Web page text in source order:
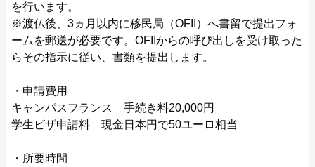
を行います。
※渡仏後、3ヵ月以内に移民局（OFII）へ書留で提出フォ
ームを郵送が必要です。OFIIからの呼び出しを受け取った
らその指示に従い、書類を提出します。
・申請費用
キャンパスフランス 手続き料20,000円
学生ビザ申請料 現金日本円で50ユーロ相当
・所要時間